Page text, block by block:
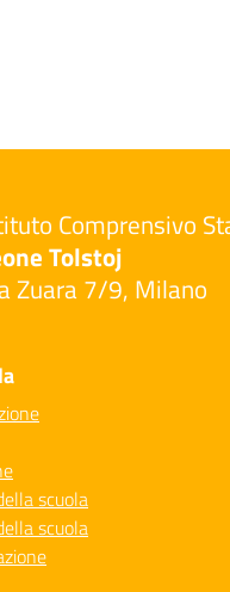
Comprensivo
Tolstoj
Zuara 7/9, Milano
scuola
scuola